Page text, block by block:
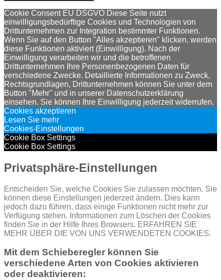
Cookie Consent EU DSGVO Diese Seite nutzt
einwilligungsbedürftige Cookies und Technologien von
Drittunternehmen zur Integration bestimmter Funktionen.
Wenn Sie auf den Button "Alles akzeptieren" klicken, werden
diese Funktionen aktiviert (Einwilligung). Nach der
Einwilligung verarbeiten wir und die betroffenen
Drittunternehmen Ihre Personenbezogenen Daten für
verschiedene Zwecke. Detaillierte Informationen zu Zweck,
Rechtsgrundlagen, Drittunternehmen können Sie unter dem
Button "Mehr" und in unserer Datenschutzerklärung
einsehen. Sie können Ihre Einwilligung jederzeit widerrufen.
Cookies akzeptieren
Lesen Sie mehr
Cookies-Einstellungen
Cookie Box Settings
Cookie Box Settings
Privatsphäre-Einstellungen
Entscheiden Sie, welche Cookies Sie zulassen möchten. Sie
können diese Einstellungen jederzeit ändern. Dies kann
jedoch dazu führen, dass einige Funktionen nicht mehr zur
Verfügung stehen. Informationen zum Löschen der Cookies
finden Sie in der Hilfe Ihres Browsers. ERFAHREN SIE
MEHR ÜBER DIE VON UNS VERWENDETEN COOKIES.
Mit dem Schieberegler können Sie
verschiedene Arten von Cookies aktivieren
oder deaktivieren: